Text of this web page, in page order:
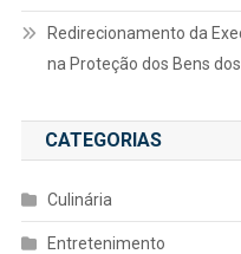
Redirecionamento da
na Proteção dos Bens
CATEGORIAS
Culinária
Entretenimento